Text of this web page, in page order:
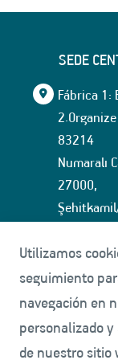
Utilizamos
seguimiento
navegación en
personalizado
de nuestro sitio
SEDE
Fábrica 1:
83214
Numaralı
27000,
Fábrica 2:
83535